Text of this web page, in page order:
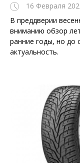
16 Февраля
В преддверии
вниманию обзор
ранние годы, но до
актуальность.